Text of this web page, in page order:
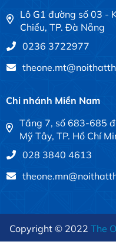
Lô G1 đường số 03 -
Chiểu, TP. Đà Nẵng
0236 3722977
Chi nhánh Miền Nam
Tầng 7, số 683-685
Mỹ Tây, TP. Hồ Chí
028 3840 4613
Copyright © 2022 The